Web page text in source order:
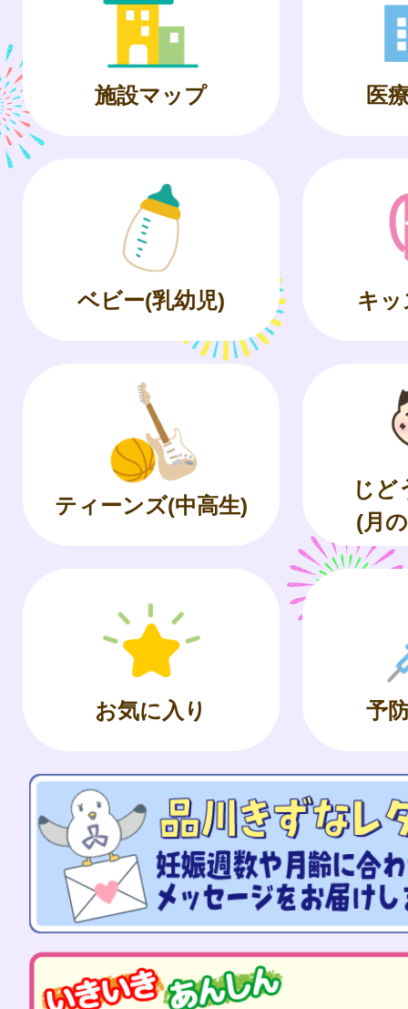
施設マップ 医
ベビー(乳幼児) キッ
ティーンズ(中高生)
じど
(月
お気に入り 予